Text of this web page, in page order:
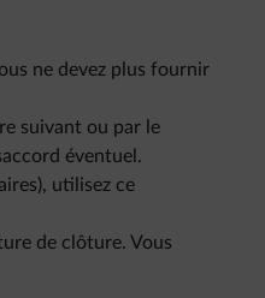
ne devez plus fournir
suivant ou par le
éventuel.
utilisez ce
de clôture. Vous